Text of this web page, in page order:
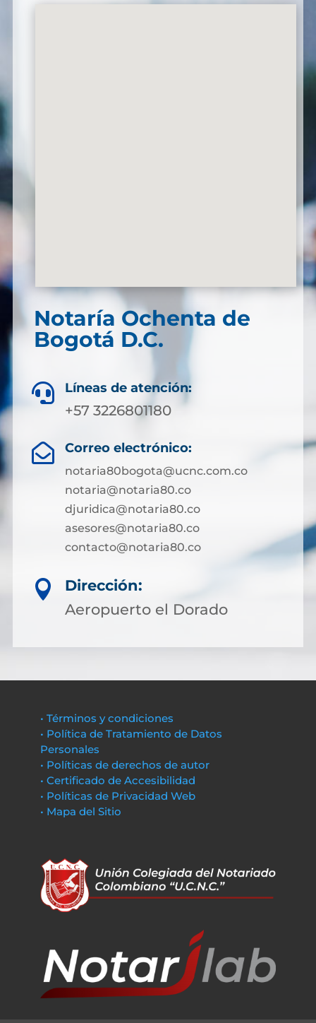
Notaría Ochenta de
Bogotá D.C.
 Líneas de atención:
+57 3226801180
 Correo electrónico:
notaria80bogota@ucnc.com.co
notaria@notaria80.co
djuridica@notaria80.co
asesores@notaria80.co
contacto@notaria80.co ​

Dirección:
Aeropuerto el Dorado
• Términos y condiciones
• Política de Tratamiento de Datos
Personales
• Políticas de derechos de autor
• Certificado de Accesibilidad
• Políticas de Privacidad Web
• Mapa del Sitio